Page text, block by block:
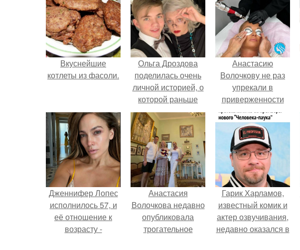
Вкуснейшие
котлеты из фасоли.
Ольга Дроздова
поделилась очень
личной историей, о
которой раньше
почти не говорила.
Анастасию
Волочкову не раз
упрекали в
приверженности
устаревшим бьюти -
процедурам.
Дженнифер Лопес
исполнилось 57, и
её отношение к
возрасту -
Анастасия
Волочкова недавно
опубликовала
трогательное
Гарик Харламов,
известный комик и
актер озвучивания,
недавно оказался в